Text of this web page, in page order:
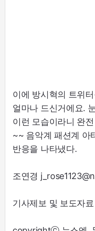
이에 방시혁의 트위
얼마나 드신거에요.
이런 모습이라니 완
~~ 음악계 패션계 아
반응을 나타냈다.
조연경
기사제보 및 보도자